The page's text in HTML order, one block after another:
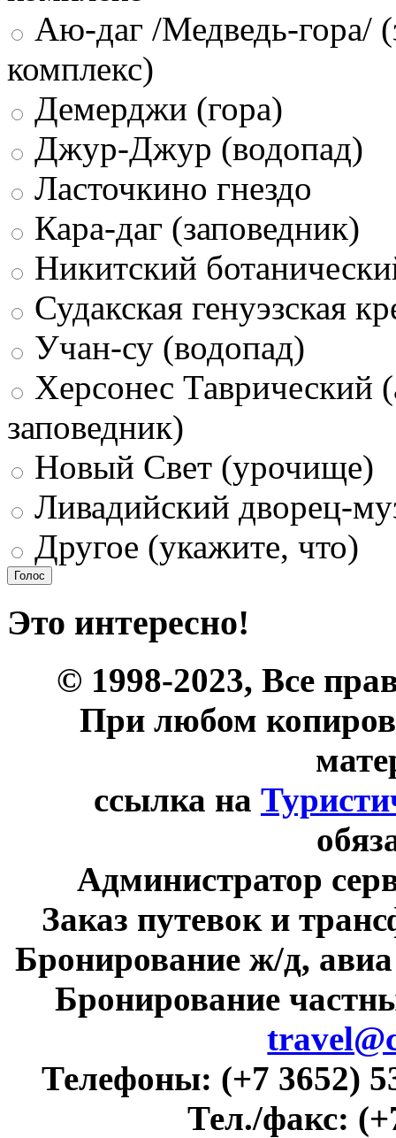
Аю-даг /Медведь-гора/
комплекс)
Демерджи (гора)
Джур-Джур (водопад)
Ласточкино гнездо
Кара-даг (заповедник)
Никитский
Судакская генуэзская
Учан-су (водопад)
Херсонес Таврический
заповедник)
Новый Свет (урочище)
Ливадийский дворец-
Другое (укажите, что)
Это интересно!
© 1998-2023, Все
При любом
ссылка на
Администратор
Заказ путевок и
Бронирование ж/д,
Бронирование
Телефоны: (+7 3652)
Тел./факс: